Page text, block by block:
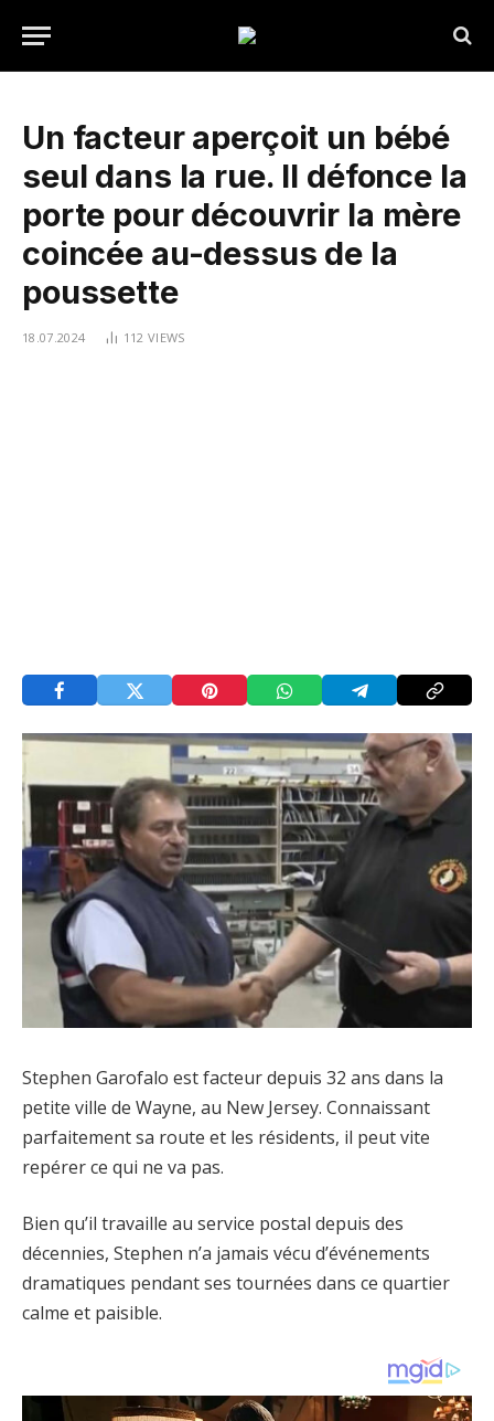
Un facteur aperçoit un bébé
seul dans la rue. Il défonce la
porte pour découvrir la mère
coincée au-dessus de la
poussette
18.07.2024 112 VIEWS
Stephen Garofalo est facteur depuis 32 ans dans la
petite ville de Wayne, au New Jersey. Connaissant
parfaitement sa route et les résidents, il peut vite
repérer ce qui ne va pas.
Bien qu’il travaille au service postal depuis des
décennies, Stephen n’a jamais vécu d’événements
dramatiques pendant ses tournées dans ce quartier
calme et paisible.